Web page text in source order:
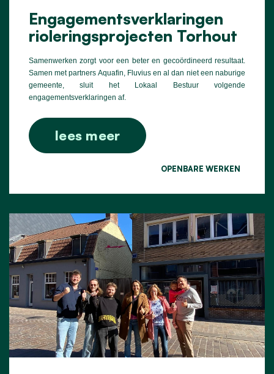
Engagementsverklaringen
rioleringsprojecten Torhout
Samenwerken zorgt voor een beter en gecoördineerd resultaat.
Samen met partners Aquafin, Fluvius en al dan niet een naburige
gemeente, sluit het Lokaal Bestuur volgende
engagementsverklaringen af.
lees meer
OPENBARE WERKEN